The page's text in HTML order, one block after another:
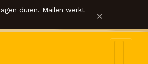
duren. Mailen werkt ×